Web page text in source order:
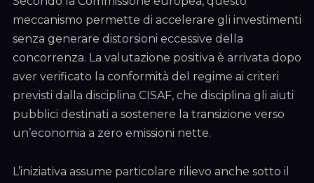
meccanismo permette di accelerare gli investimenti
senza generare distorsioni eccessive della
concorrenza. La valutazione positiva è arrivata dopo
aver verificato la conformità del regime ai criteri
previsti dalla disciplina CISAF, che disciplina gli aiuti
pubblici destinati a sostenere la transizione verso
un’economia a zero emissioni nette.
L’iniziativa assume particolare rilievo anche sotto il